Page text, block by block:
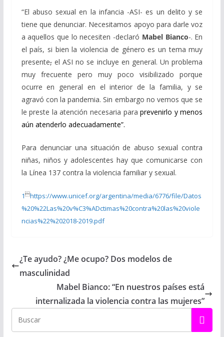
“El abuso sexual en la infancia -ASI- es un delito y se
tiene que denunciar. Necesitamos apoyo para darle voz
a aquellos que lo necesiten -declaró Mabel Bianco-. En
el país, si bien la violencia de género es un tema muy
presente,el ASI no se incluye en general. Un problema
muy frecuente pero muy poco visibilizado porque
ocurre en general en el interior de la familia, y se
agravó con la pandemia. Sin embargo no vemos que se
le preste la atención necesaria paraprevenirlo y menos
aún atenderlo adecuadamente”.
Para denunciar una situación de abuso sexual contra
niñas, niños y adolescentes hay que comunicarse con
la Línea 137 contra la violencia familiar y sexual.
1https://www.unicef.org/argentina/media/6776/file/Datos
%20%22Las%20v%C3%ADctimas%20contra%20las%20viole
ncias%22%202018-2019.pdf
¿Te ayudo? ¿Me ocupo? Dos modelos de
masculinidad
Mabel Bianco: “En nuestros países está
internalizada la violencia contra las mujeres”